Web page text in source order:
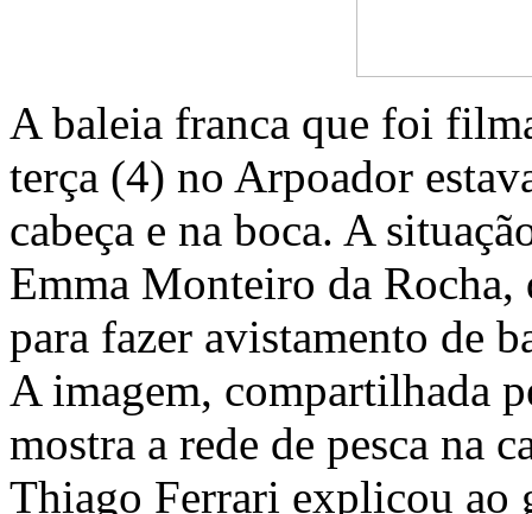
A baleia franca que foi
terça (4) no Arpoador
cabeça e na boca. A
Emma Monteiro da Rocha,
para fazer avistamento de
A imagem, compartilhada
mostra a rede de pesca na
Thiago Ferrari explicou ao